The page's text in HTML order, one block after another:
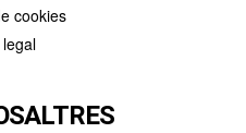
cookies